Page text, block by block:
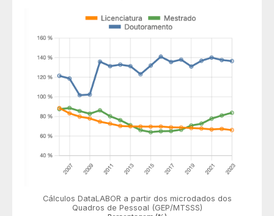
Cálculos DataLABOR a partir dos microdados dos
Quadros de Pessoal (GEP/MTSSS)